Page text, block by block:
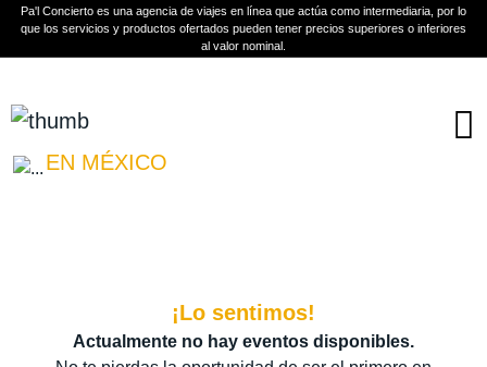
Pa'l Concierto es una agencia de viajes en línea que actúa como intermediaria, por lo
que los servicios y productos ofertados pueden tener precios superiores o inferiores
al valor nominal.
TAYLOR SWIFT
EN MÉXICO
¡Lo sentimos!
Actualmente no hay eventos disponibles.